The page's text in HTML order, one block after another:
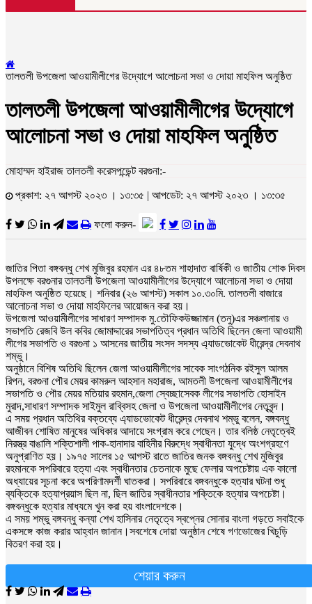
তালতলী উপজেলা আওয়ামীলীগের উদ্যোগে আলোচনা সভা ও দোয়া মাহফিল অনুষ্ঠিত
তালতলী উপজেলা আওয়ামীলীগের উদ্যোগে
আলোচনা সভা ও দোয়া মাহফিল অনুষ্ঠিত
মোহাম্মদ হাইরাজ তালতলী করেসপন্ডেন্ট বরগুনা:-
প্রকাশ: ২৭ আগস্ট ২০২৩ । ১৩:৩৫ | আপডেট: ২৭ আগস্ট ২০২৩ । ১৩:৩৫
ফলো করুন-
জাতির পিতা বঙ্গবন্ধু শেখ মুজিবুর রহমান এর ৪৮তম শাহাদাত বার্ষিকী ও জাতীয় শোক দিবস
উপলক্ষে বরগুনার তালতলী উপজেলা আওয়ামীলীগের উদ্যোগে আলোচনা সভা ও দোয়া
মাহফিল অনুষ্ঠিত হয়েছে। শনিবার (২৬ আগস্ট) সকাল ১০.৩০মি. তালতলী বাজারে
আলোচনা সভা ও দোয়া মাহফিলের আয়োজন করা হয়।
উপজেলা আওয়ামীলীগের সাধারণ সম্পাদক মু.তৌফিকউজ্জামান (তনু)এর সঞ্চলানায় ও
সভাপতি রেজবি উল কবির জোমাদ্দারের সভাপতিত্ব প্রধান অতিথি ছিলেন জেলা আওয়ামী
লীগের সভাপতি ও বরগুনা ১ আসনের জাতীয় সংসদ সদস্য এ্যাডভোকেট ধীরেন্দ্র দেবনাথ
শম্ভু।
অনুষ্ঠানে বিশিষ অতিথি ছিলেন জেলা আওয়ামীলীগের সাবেক সাংগঠনিক রইসুল আলম
রিপন, বরগুনা পৌর মেয়র কামরুল আহসান মহারাজ, আমতলী উপজেলা আওয়ামীলীগের
সভাপতি ও পৌর মেয়র মতিয়ার রহমান,জেলা স্বেচ্ছাসেবক লীগের সভাপতি হোসাইন
মুরাদ,সাধারণ সম্পাদক সাইমুল রাব্বিসহ জেলা ও উপজেলা আওয়ামীলীগের নেতৃবৃন্দ।
এ সময় প্রধান অতিথির বক্তব্যে এ্যাডভোকেট ধীরেন্দ্র দেবনাথ শম্ভু বলেন, বঙ্গবন্ধু
আজীবন শোষিত মানুষের অধিকার আদায়ে সংগ্রাম করে গেছেন। তার বলিষ্ঠ নেতৃত্বেই
নিরস্ত্র বাঙালি শক্তিশালী পাক-হানাদার বাহিনীর বিরুদ্ধে স্বাধীনতা যুদ্ধে অংশগ্রহণে
অনুপ্রাণিত হয়। ১৯৭৫ সালের ১৫ আগস্ট রাতে জাতির জনক বঙ্গবন্ধু শেখ মুজিবুর
রহমানকে সপরিবারে হত্যা এবং স্বাধীনতার চেতনাকে মুছে ফেলার অপচেষ্টায় এক কালো
অধ্যায়ের সূচনা করে অপরিণামদর্শী ঘাতকরা। সপরিবারে বঙ্গবন্ধুকে হত্যার ঘটনা শুধু
ব্যক্তিকে হত্যাপ্রয়াস ছিল না, ছিল জাতির স্বাধীনতার শক্তিকে হত্যার অপচেষ্টা।
বঙ্গবন্ধুকে হত্যার মাধ্যমে খুন করা হয় বাংলাদেশকে।
এ সময় শম্ভু বঙ্গবন্ধু কন্যা শেখ হাসিনার নেতৃত্বে স্বপ্নের সোনার বাংলা গড়তে সবাইকে
একসঙ্গে কাজ করার আহ্বান জানান।সবশেষে দোয়া অনুষ্ঠান শেষে গণভোজের খিচুড়ি
বিতরণ করা হয়।
শেয়ার করুন